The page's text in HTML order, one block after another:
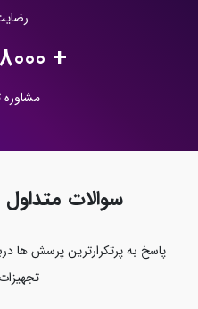
+
8000
سوالات متداول
پاسخ به پرتکرارترین پرسش‌ ها